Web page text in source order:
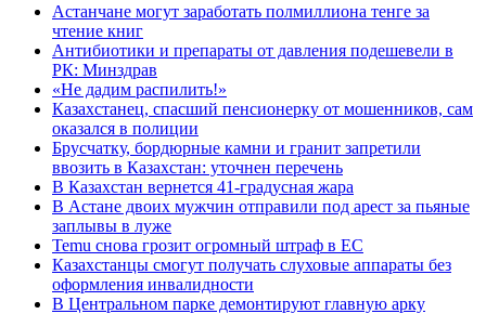
Астанчане могут заработать полмиллиона тенге за
чтение книг
Антибиотики и препараты от давления подешевели в
РК: Минздрав
«Не дадим распилить!»
Казахстанец, спасший пенсионерку от мошенников, сам
оказался в полиции
Брусчатку, бордюрные камни и гранит запретили
ввозить в Казахстан: уточнен перечень
В Казахстан вернется 41-градусная жара
В Астане двоих мужчин отправили под арест за пьяные
заплывы в луже
Temu снова грозит огромный штраф в ЕС
Казахстанцы смогут получать слуховые аппараты без
оформления инвалидности
В Центральном парке демонтируют главную арку